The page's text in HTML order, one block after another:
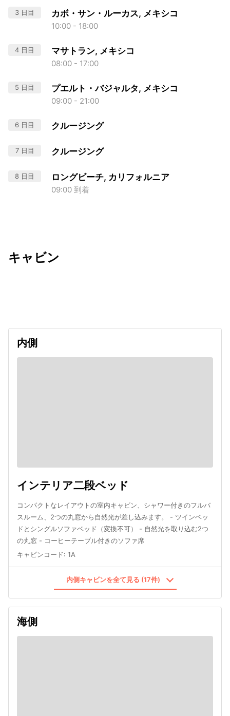
3 日目 カボ・サン・ルーカス, メキシコ
10:00 - 18:00
4 日目 マサトラン, メキシコ
08:00 - 17:00
5 日目 プエルト・バジャルタ, メキシコ
09:00 - 21:00
6 日目 クルージング
7 日目 クルージング
8 日目 ロングビーチ, カリフォルニア
09:00 到着
キャビン
内側
インテリア二段ベッド
コンパクトなレイアウトの室内キャビン、シャワー付きのフルバ
スルーム、2つの丸窓から自然光が差し込みます。 - ツインベッ
ドとシングルソファベッド（変換不可） - 自然光を取り込む2つ
の丸窓 - コーヒーテーブル付きのソファ席
キャビンコード: 1A
内側キャビンを全て見る (17件)
海側